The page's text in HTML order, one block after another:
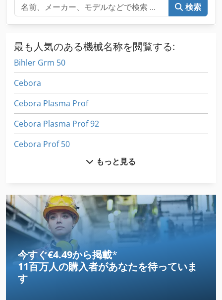
検索
最も人気のある機械名称を閲覧する:
Bihler Grm 50
Cebora
Cebora Plasma Prof
Cebora Plasma Prof 92
Cebora Prof 50
Dmg Mori Ecomill 50
Eisele Kms
Eisele Lms
Eisele Lms 1
Eisele Vms 1
もっと見る
今すぐ€4.49から掲載*
11百万人の購入者があなたを待っていま
す